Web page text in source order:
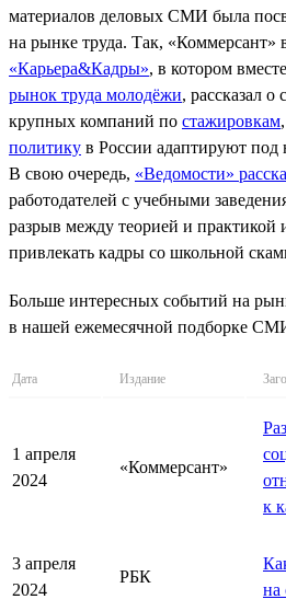
материалов деловых СМИ была
на рынке труда. Так, «Коммерсант»
«Карьера&Кадры», в котором
рынок труда молодёжи, рассказал
крупных компаний по стажировкам
политику в России адаптируют
В свою очередь, «Ведомости»
работодателей с учебными
разрыв между теорией и практикой
привлекать кадры со школьной
Больше интересных событий на
в нашей ежемесячной подборке
Дата Издание
1 апреля
2024
«Коммерсант»
к
3 апреля
2024
РБК
на